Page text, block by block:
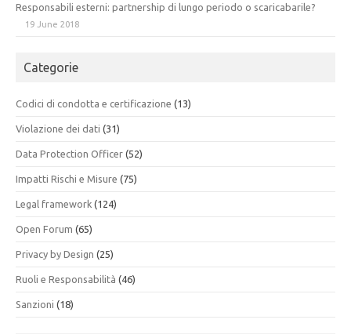
Responsabili esterni: partnership di lungo periodo o scaricabarile?
19 June 2018
Categorie
Codici di condotta e certificazione (13)
Violazione dei dati (31)
Data Protection Officer (52)
Impatti Rischi e Misure (75)
Legal framework (124)
Open Forum (65)
Privacy by Design (25)
Ruoli e Responsabilità (46)
Sanzioni (18)